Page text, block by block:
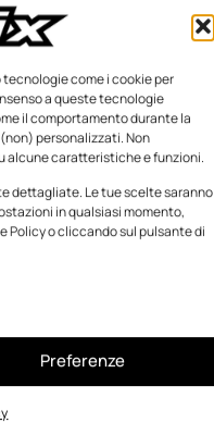
come i cookie per
a queste tecnologie
il comportamento durante la
personalizzati. Non
alcune caratteristiche e funzioni.
dettagliate. Le tue scelte saranno
in qualsiasi momento,
Policy o cliccando sul pulsante di
Preferenze